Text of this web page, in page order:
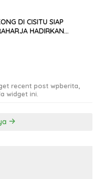
DI CISITU SIAP
HADIRKAN
recent post wpberita,
widget ini.